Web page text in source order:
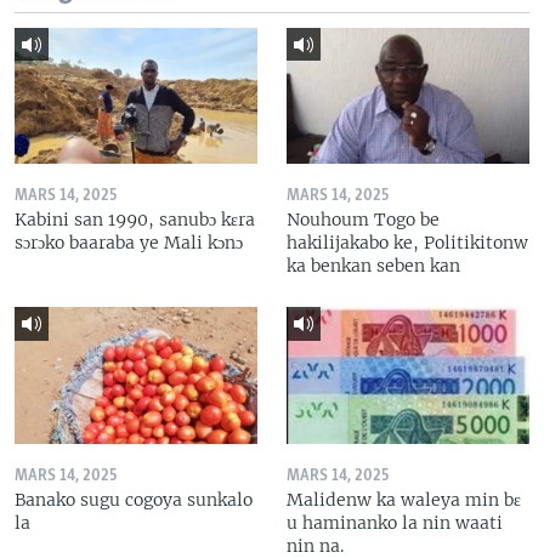
MARS 14, 2025
Kabini san 1990, sanubɔ kɛra
sɔrɔko baaraba ye Mali kɔnɔ
MARS 14, 2025
Nouhoum Togo be
hakilijakabo ke, Politikitonw
ka benkan seben kan
MARS 14, 2025
Banako sugu cogoya sunkalo
la
MARS 14, 2025
Malidenw ka waleya min bɛ
u haminanko la nin waati
nin na.